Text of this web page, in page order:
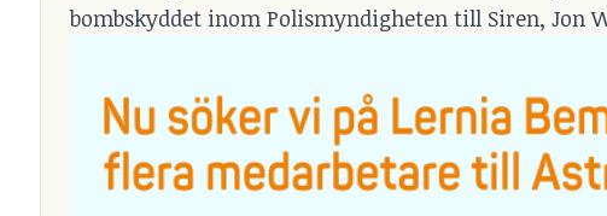
bombskyddet inom Polismyndigheten till Siren, Jon